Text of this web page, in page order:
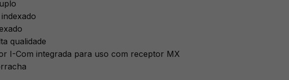
qualidade
I-Com integrada para uso com receptor MX